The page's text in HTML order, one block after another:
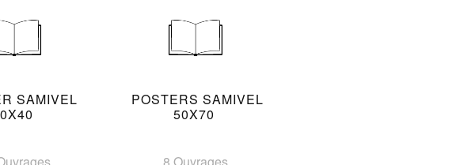
SAMIVEL
POSTERS SAMIVEL
50X70
8 Ouvrages